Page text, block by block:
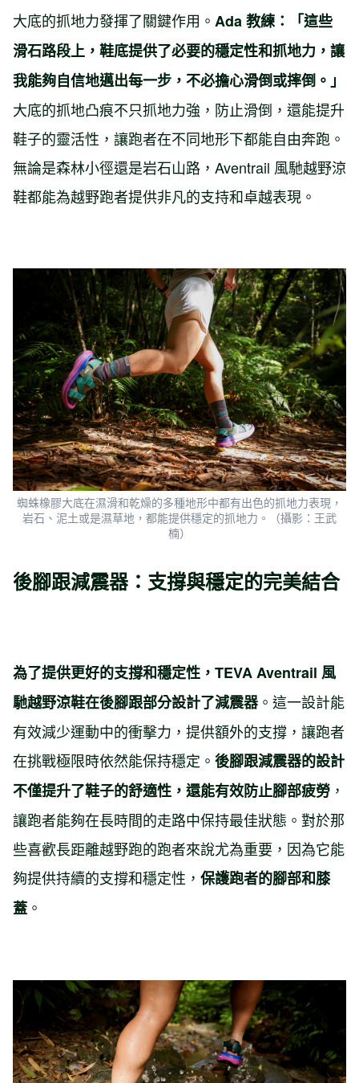
大底的抓地力發揮了關鍵作用。 Ada 教練：「這些
滑石路段上，鞋底提供了必要的穩定性和抓地力，讓
我能夠自信地邁出每一步，不必擔心滑倒或摔倒。」
大底的抓地凸痕不只抓地力強，防止滑倒，還能提升
鞋子的靈活性，讓跑者在不同地形下都能自由奔跑。
無論是森林小徑還是岩石山路，Aventrail 風馳越野涼
鞋都能為越野跑者提供非凡的支持和卓越表現。
蜘蛛橡膠大底在濕滑和乾燥的多種地形中都有出色的抓地力表現，
岩石、泥土或是濕草地，都能提供穩定的抓地力。（攝影：王武
楠）
後腳跟減震器：支撐與穩定的完美結合
為了提供更好的支撐和穩定性，TEVA Aventrail 風
馳越野涼鞋在後腳跟部分設計了減震器 。這一設計能
有效減少運動中的衝擊力，提供額外的支撐，讓跑者
在挑戰極限時依然能保持穩定。 後腳跟減震器的設計
不僅提升了鞋子的舒適性，還能有效防止腳部疲勞 ，
讓跑者能夠在長時間的走路中保持最佳狀態。對於那
些喜歡長距離越野跑的跑者來說尤為重要，因為它能
夠提供持續的支撐和穩定性， 保護跑者的腳部和膝
蓋 。